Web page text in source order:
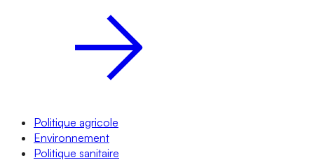
Politique agricole
Environnement
Politique sanitaire